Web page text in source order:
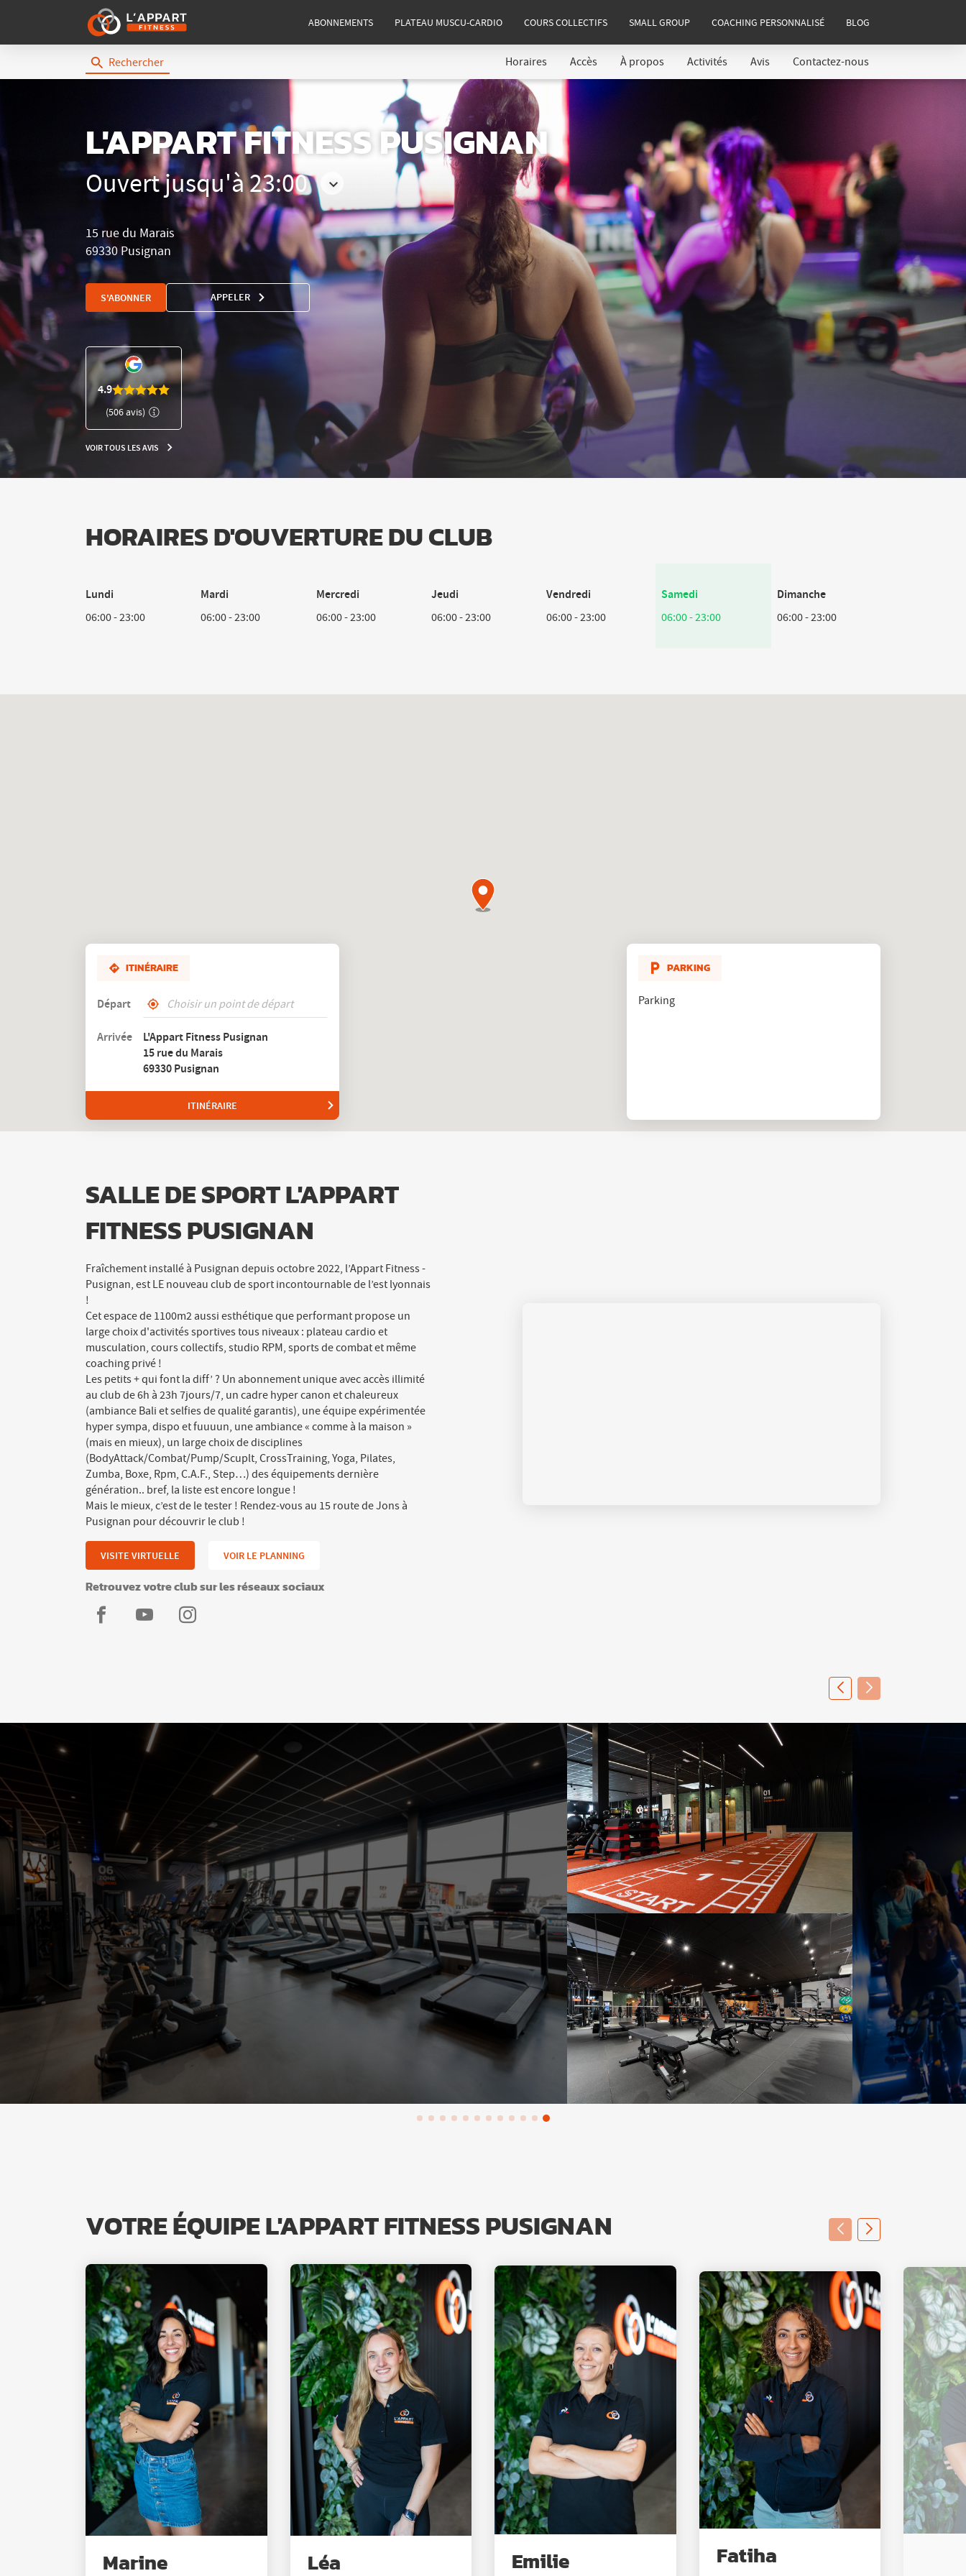
ABONNEMENTS PLATEAU MUSCU-CARDIO COURS COLLECTIFS SMALL GROUP COACHING PERSONNALISÉ BLOG
Rechercher Horaires Accès À propos Activités Avis
Contactez-nous
L'APPART FITNESS PUSIGNAN
Ouvert jusqu'à 23:00
les
horaires
15 rue du Marais
69330 Pusignan
S'ABONNER APPELERAFFICHER
L'APPART
FITNESS
PUSIGNAN
4.9
(506 avis)
VOIR TOUS LES AVIS
VOIR
LES
HORAIRES D'OUVERTURE DU CLUB
Lundi
06:00-23:00
Mardi
06:00-23:00
Mercredi
06:00-23:00
Jeudi
06:00-23:00
Vendredi
06:00-23:00
Horaires
d'aujourd'hui
Samedi
06:00-23:00
Dimanche
06:00-23:00
ITINÉRAIRE
Départ
,
un
club
L'Appart
À
Arrivée
L'Appart Fitness Pusignan
15 rue du Marais
69330 Pusignan
ITINÉRAIRE
JUSQU'AU
PARKING
Parking
SALLE DE SPORT L'APPART
FITNESS PUSIGNAN
Fraîchement installé à Pusignan depuis octobre 2022, l’Appart Fitness -
Pusignan, est LE nouveau club de sport incontournable de l’est lyonnais
!
Cet espace de 1100m2 aussi esthétique que performant propose un
large choix d'activités sportives tous niveaux : plateau cardio et
musculation, cours collectifs, studio RPM, sports de combat et même
coaching privé !
Les petits + qui font la diff’ ? Un abonnement unique avec accès illimité
au club de 6h à 23h 7jours/7, un cadre hyper canon et chaleureux
(ambiance Bali et selfies de qualité garantis), une équipe expérimentée
hyper sympa, dispo et fuuuun, une ambiance « comme à la maison »
(mais en mieux), un large choix de disciplines
(BodyAttack/Combat/Pump/Scuplt, CrossTraining, Yoga, Pilates,
Zumba, Boxe, Rpm, C.A.F., Step…) des équipements dernière
génération.. bref, la liste est encore longue !
Mais le mieux, c’est de le tester ! Rendez-vous au 15 route de Jons à
Pusignan pour découvrir le club !
VISITE VIRTUELLE VOIR LE PLANNING
Retrouvez votre club sur les réseaux sociaux
L'AppartL'AppartL'Appart
VOTRE ÉQUIPE L'APPART FITNESS PUSIGNAN
Marine Léa Emilie Fatiha